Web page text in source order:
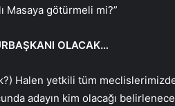
Masaya götürmeli mi?”
OLACAK…
Halen yetkili tüm
adayın kim olacağı